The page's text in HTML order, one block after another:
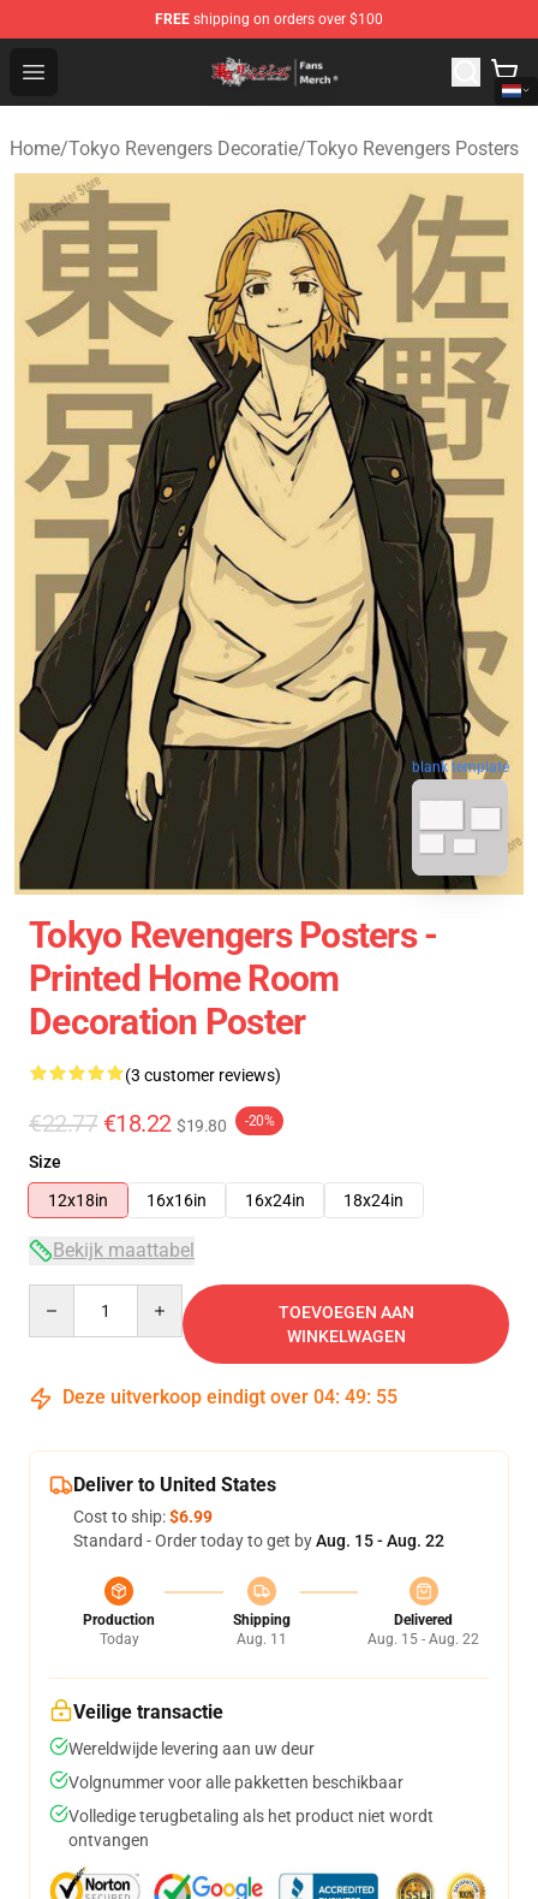
FREE shipping on orders over $100
Open menu
Tokyo Revengers Store - Official Tokyo Revengers
Home/Tokyo Revengers Decoratie/Tokyo Revengers Posters
blank template
Tokyo Revengers Posters -
Printed Home Room
Decoration Poster
(3 customer reviews)
€22.77 €18.22 $19.80 -20%
Size
12x18in
16x16in 16x24in 18x24in
Bekijk maattabel
TOEVOEGEN AAN
WINKELWAGEN
Deze uitverkoop eindigt over 04: 49: 54
Deliver to United States
Cost to ship:$6.99
Standard - Order today to get byAug. 15 - Aug. 22
Production
Today
Shipping
Aug. 11
Delivered
Aug. 15 - Aug. 22
Veilige transactie
Wereldwijde levering aan uw deur
Volgnummer voor alle pakketten beschikbaar
Volledige terugbetaling als het product niet wordt
ontvangen